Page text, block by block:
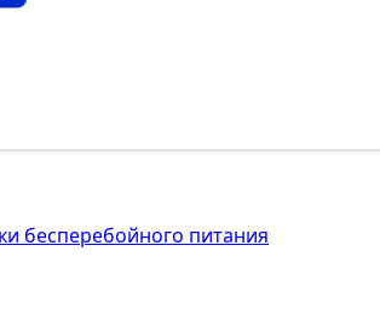
бесперебойного питания